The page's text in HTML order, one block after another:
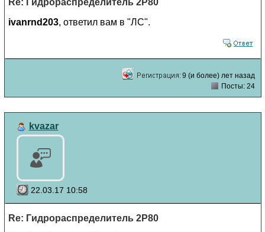
Re: Гидрораспределитель 2Р80
ivanrnd203, ответил вам в "ЛС".
9 (и более) лет назад
Посты: 24
kvazar
22.03.17 10:58
Re: Гидрораспределитель 2Р80